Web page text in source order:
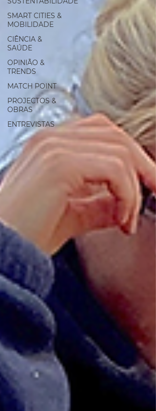
SMART CITIES &
MOBILIDADE
CIÊNCIA &
SAÚDE
OPINIÃO &
TRENDS
MATCH POINT
PROJECTOS &
OBRAS
ENTREVISTAS